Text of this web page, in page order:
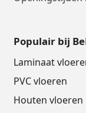
Populair bij
Laminaat
PVC vloeren
Houten vloeren